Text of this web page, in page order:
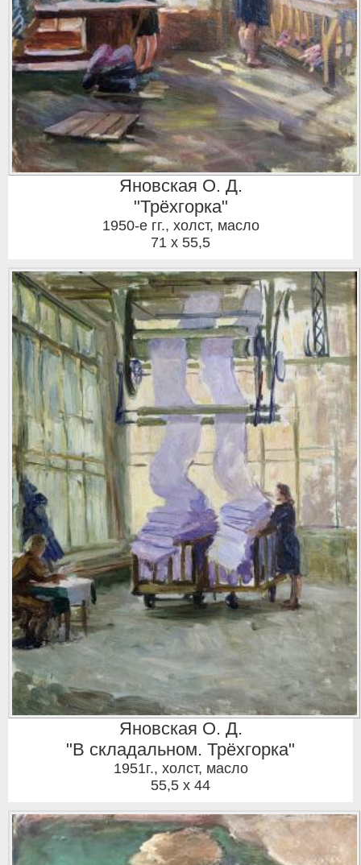
Яновская О. Д.
"Трёхгорка"
1950-е гг., холст, масло
71 x 55,5
Яновская О. Д.
"В складальном. Трёхгорка"
1951г., холст, масло
55,5 x 44